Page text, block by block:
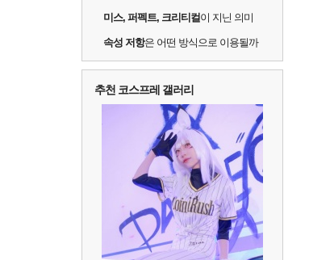
미스, 퍼펙트, 크리티컬이 지닌 의미
속성 저항은 어떤 방식으로 이용될까
추천 코스프레 갤러리